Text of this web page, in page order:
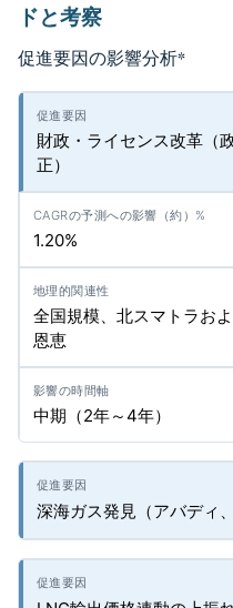
ドと考察
促進要因の影響分析*
財政・ライセンス改革（
正）
1.20%
全国規模、北スマトラお
恩恵
中期（2年～4年）
深海ガス発見（アバディ